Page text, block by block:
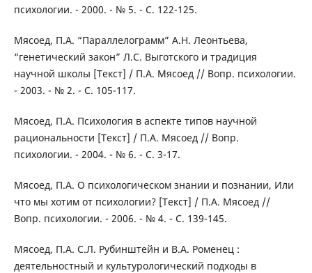
психологии. - 2000. - № 5. - С. 122-125.
Мясоед, П.А. “Параллелограмм” А.Н. Леонтьева,
“генетический закон” Л.С. Выготского и традиция
научной школы [Текст] / П.А. Мясоед // Вопр. психологии.
- 2003. - № 2. - С. 105-117.
Мясоед, П.А. Психология в аспекте типов научной
рациональности [Текст] / П.А. Мясоед // Вопр.
психологии. - 2004. - № 6. - С. 3-17.
Мясоед, П.А. О психологическом знании и познании, Или
что мы хотим от психологии? [Текст] / П.А. Мясоед //
Вопр. психологии. - 2006. - № 4. - С. 139-145.
Мясоед, П.А. С.Л. Рубинштейн и В.А. Роменец :
деятельностный и культурологический подходы в